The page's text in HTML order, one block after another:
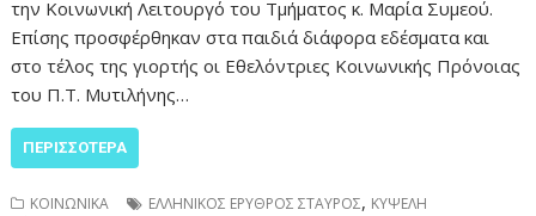
την Κοινωνική Λειτουργό του Τμήματος κ. Μαρία Συμεού.
Επίσης προσφέρθηκαν στα παιδιά διάφορα εδέσματα και
στο τέλος της γιορτής οι Εθελόντριες Κοινωνικής Πρόνοιας
του Π.Τ. Μυτιλήνης…
ΠΕΡΙΣΣΌΤΕΡΑ
ΚΟΙΝΩΝΙΚΑ ΕΛΛΗΝΙΚΟΣ ΕΡΥΘΡΟΣ ΣΤΑΥΡΟΣ, ΚΥΨΕΛΗ